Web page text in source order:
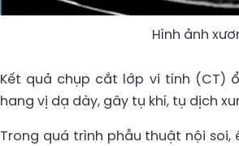
Hình ảnh
Kết quả chụp cắt lớp vi tính (CT)
hang vị dạ dày, gây tụ khí, tụ dịch
Trong quá trình phẫu thuật nội